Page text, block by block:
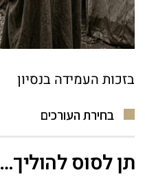
בזכות העמידה בנסיון
בחירת העורכים
תן לסוס להוליך…